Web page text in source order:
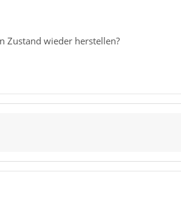
Zustand wieder herstellen?